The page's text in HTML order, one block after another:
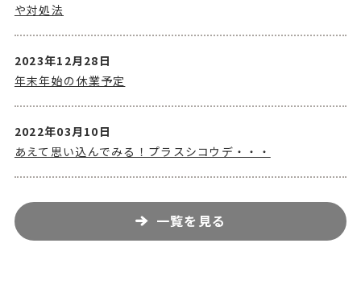
や対処法
2023年12月28日
年末年始の休業予定
2022年03月10日
あえて思い込んでみる！プラスシコウデ・・・
一覧を見る